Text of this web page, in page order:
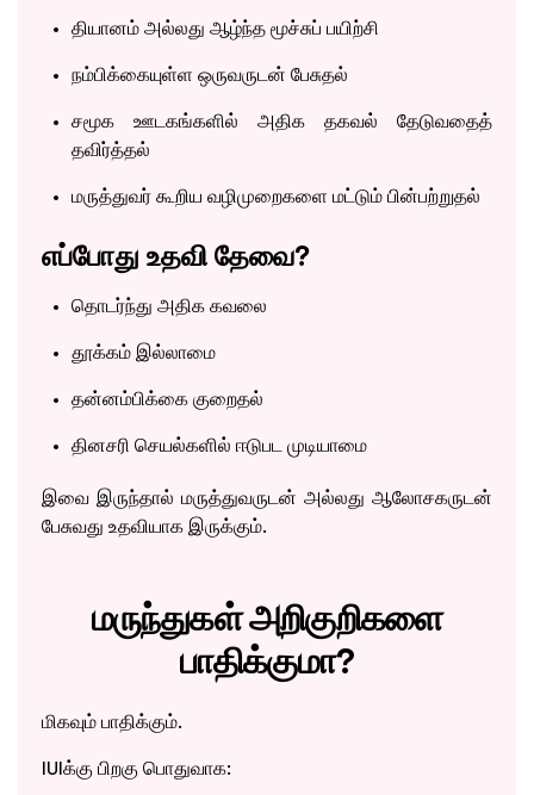
தியானம் அல்லது ஆழ்ந்த மூச்சுப் பயிற்சி
நம்பிக்கையுள்ள ஒருவருடன் பேசுதல்
சமூக ஊடகங்களில் அதிக தகவல் தேடுவதைத்
தவிர்த்தல்
மருத்துவர் கூறிய வழிமுறைகளை மட்டும் பின்பற்றுதல்
எப்போது உதவி தேவை?
தொடர்ந்து அதிக கவலை
தூக்கம் இல்லாமை
தன்னம்பிக்கை குறைதல்
தினசரி செயல்களில் ஈடுபட முடியாமை
இவை இருந்தால் மருத்துவருடன் அல்லது ஆலோசகருடன்
பேசுவது உதவியாக இருக்கும்.
மருந்துகள் அறிகுறிகளை
பாதிக்குமா?
மிகவும் பாதிக்கும்.
IUIக்கு பிறகு பொதுவாக: